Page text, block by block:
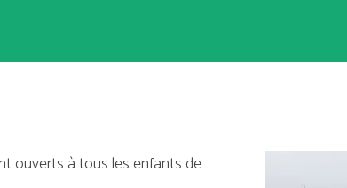
ouverts à tous les enfants de